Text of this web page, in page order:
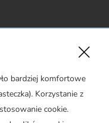
bardziej komfortowe
Korzystanie z
cookie.